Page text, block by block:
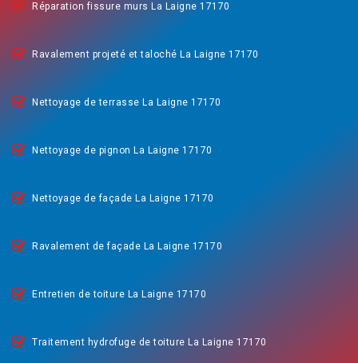
Réparation fissure murs La Laigne 17170
Ravalement projeté et taloché La Laigne 17170
Nettoyage de terrasse La Laigne 17170
Nettoyage de pignon La Laigne 17170
Nettoyage de façade La Laigne 17170
Ravalement de façade La Laigne 17170
Entretien de toiture La Laigne 17170
Traitement hydrofuge de toiture La Laigne 17170